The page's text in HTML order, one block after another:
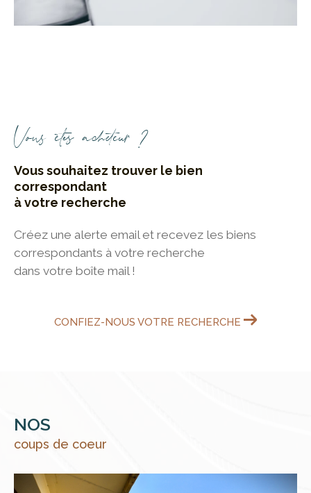
Vous êtes acheteur ?
Vous souhaitez trouver le bien
correspondant
à votre recherche
Créez une alerte email et recevez les biens
correspondants à votre recherche
dans votre boîte mail !
CONFIEZ-NOUS VOTRE RECHERCHE
NOS
coups de coeur